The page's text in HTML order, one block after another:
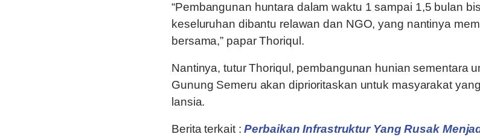
“Pembangunan huntara dalam waktu 1 sampai 1,5 bulan
keseluruhan dibantu relawan dan NGO, yang nantinya
bersama,” papar Thoriqul.
Nantinya, tutur Thoriqul, pembangunan hunian sementara
Gunung Semeru akan diprioritaskan untuk masyarakat
lansia.
Berita terkait :Perbaikan Infrastruktur Yang Rusak